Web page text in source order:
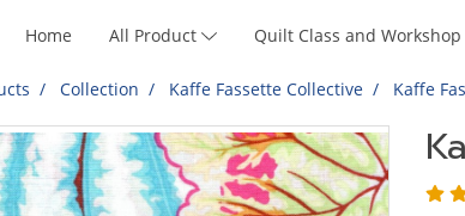
Home All Product Quilt Class and Workshop
Collection Kaffe Fassette Collective Kaffe